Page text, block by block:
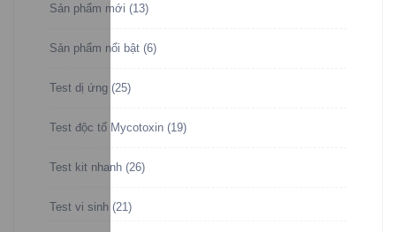
Sản phẩm mới (13)
Sản phẩm nổi bật (6)
Test dị ứng (25)
Test độc tố Mycotoxin (19)
Test kit nhanh (26)
Test vi sinh (21)